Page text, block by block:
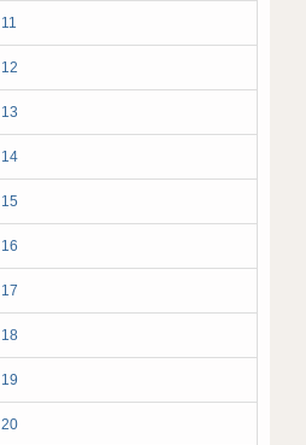
11
12
13
14
15
16
17
18
19
20